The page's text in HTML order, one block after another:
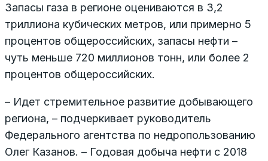
Запасы газа в регионе оцениваются в 3,2
триллиона кубических метров, или примерно 5
процентов общероссийских, запасы нефти –
чуть меньше 720 миллионов тонн, или более 2
процентов общероссийских.
– Идет стремительное развитие добывающего
региона, – подчеркивает руководитель
Федерального агентства по недропользованию
Олег Казанов. – Годовая добыча нефти с 2018